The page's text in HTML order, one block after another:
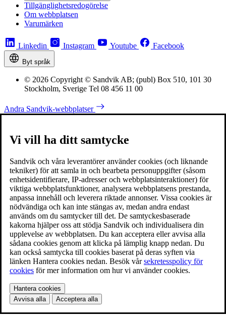
Tillgänglighetsredogörelse
Om webbplatsen
Varumärken
Linkedin Instagram Youtube Facebook
Byt språk
© 2026 Copyright © Sandvik AB; (publ) Box 510, 101 30
Stockholm, Sverige Tel 08 456 11 00
Andra Sandvik-webbplatser
Vi vill ha ditt samtycke
Sandvik och våra leverantörer använder cookies (och liknande
tekniker) för att samla in och bearbeta personuppgifter (såsom
enhetsidentifierare, IP-adresser och webbplatsinteraktioner) för
viktiga webbplatsfunktioner, analysera webbplatsens prestanda,
anpassa innehåll och leverera riktade annonser. Vissa cookies är
nödvändiga och kan inte stängas av, medan andra endast
används om du samtycker till det. De samtyckesbaserade
kakorna hjälper oss att stödja Sandvik och individualisera din
upplevelse av webbplatsen. Du kan acceptera eller avvisa alla
sådana cookies genom att klicka på lämplig knapp nedan. Du
kan också samtycka till cookies baserat på deras syften via
länken Hantera cookies nedan. Besök vårsekretesspolicy för
cookies för mer information om hur vi använder cookies.
Hantera cookies
Avvisa alla
Acceptera alla